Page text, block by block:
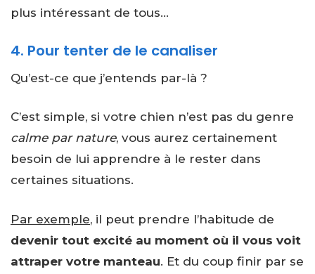
plus intéressant de tous…
4. Pour tenter de le canaliser
Qu’est-ce que j’entends par-là ?
C’est simple, si votre chien n’est pas du genre
calme par nature, vous aurez certainement
besoin de lui apprendre à le rester dans
certaines situations.
Par exemple, il peut prendre l’habitude de
devenir tout excité au moment où il vous voit
attraper votre manteau. Et du coup finir par se